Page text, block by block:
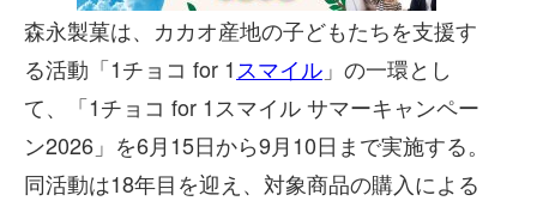
森永製菓は、カカオ産地の子どもたちを支援す
る活動「1チョコ for 1 スマイル 」の一環とし
て、「1チョコ for 1スマイル サマーキャンペー
ン2026」を6月15日から9月10日まで実施する。
同活動は18年目を迎え、対象商品の購入による